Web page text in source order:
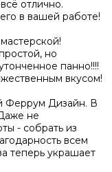
отлично.
в вашей работе!
но
панно!!!!
вкусом!
Феррум Дизайн. В
не
- собрать из
всем
теперь украшает